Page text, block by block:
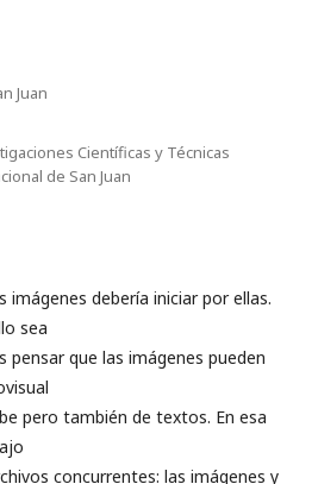
Juan
Científicas y Técnicas
de San Juan
imágenes debería iniciar por ellas.
sea
que las imágenes pueden
pero también de textos. En esa
concurrentes: las imágenes y